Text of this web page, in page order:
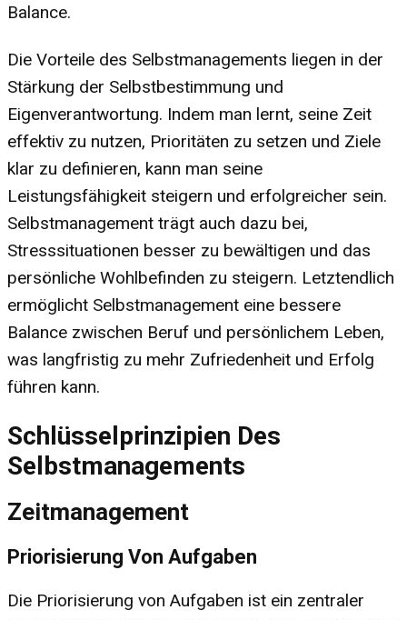
Balance.
Die Vorteile des Selbstmanagements liegen in der
Stärkung der Selbstbestimmung und
Eigenverantwortung. Indem man lernt, seine Zeit
effektiv zu nutzen, Prioritäten zu setzen und Ziele
klar zu definieren, kann man seine
Leistungsfähigkeit steigern und erfolgreicher sein.
Selbstmanagement trägt auch dazu bei,
Stresssituationen besser zu bewältigen und das
persönliche Wohlbefinden zu steigern. Letztendlich
ermöglicht Selbstmanagement eine bessere
Balance zwischen Beruf und persönlichem Leben,
was langfristig zu mehr Zufriedenheit und Erfolg
führen kann.
Schlüsselprinzipien Des
Selbstmanagements
Zeitmanagement
Priorisierung Von Aufgaben
Die Priorisierung von Aufgaben ist ein zentraler